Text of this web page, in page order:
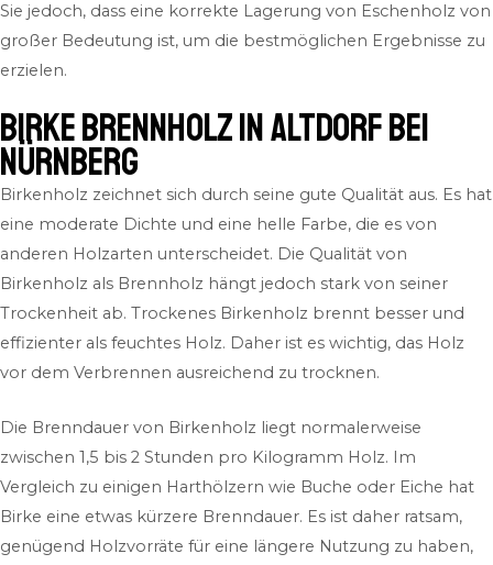
Sie jedoch, dass eine korrekte Lagerung von Eschenholz von
großer Bedeutung ist, um die bestmöglichen Ergebnisse zu
erzielen.
Birke Brennholz in Altdorf bei
Nürnberg
Birkenholz zeichnet sich durch seine gute Qualität aus. Es hat
eine moderate Dichte und eine helle Farbe, die es von
anderen Holzarten unterscheidet. Die Qualität von
Birkenholz als Brennholz hängt jedoch stark von seiner
Trockenheit ab. Trockenes Birkenholz brennt besser und
effizienter als feuchtes Holz. Daher ist es wichtig, das Holz
vor dem Verbrennen ausreichend zu trocknen.
Die Brenndauer von Birkenholz liegt normalerweise
zwischen 1,5 bis 2 Stunden pro Kilogramm Holz. Im
Vergleich zu einigen Harthölzern wie Buche oder Eiche hat
Birke eine etwas kürzere Brenndauer. Es ist daher ratsam,
genügend Holzvorräte für eine längere Nutzung zu haben,